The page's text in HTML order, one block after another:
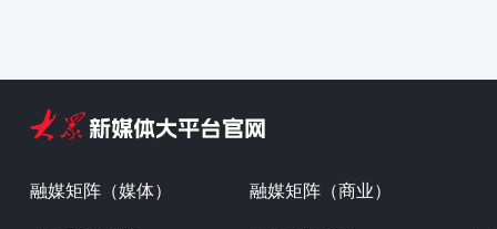
融媒矩阵（媒体） 融媒矩阵（商业）